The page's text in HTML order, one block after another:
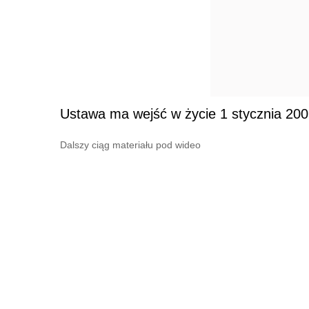
Ustawa ma wejść w życie 1 stycznia
Dalszy ciąg materiału pod wideo